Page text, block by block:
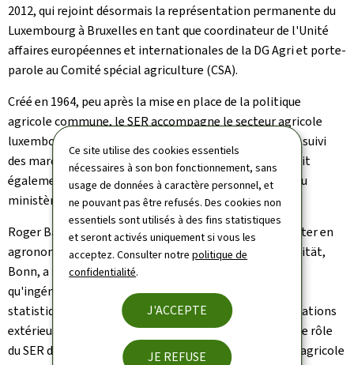
Ce site utilise des cookies essentiels
nécessaires à son bon fonctionnement, sans
usage de données à caractère personnel, et
ne pouvant pas être refusés. Des cookies non
essentiels sont utilisés à des fins statistiques
et seront activés uniquement si vous les
acceptez. Consulter notrepolitique de
confidentialité.
J'ACCEPTE
JE REFUSE
2012, qui rejoint désormais la représentation permanente du
Luxembourg à Bruxelles en tant que coordinateur de l'Unité
affaires européennes et internationales de la DG Agri et porte-
parole au Comité spécial agriculture (CSA).
Créé en 1964, peu après la mise en place de la politique
agricole commune, le SER accompagne le secteur agricole
luxembourgeois en combinant analyses économiques, suivi
des marchés et représentation internationale. Il fournit
également des données statistiques et économiques au
ministère et aux organisations européennes.
Roger Barthelmy, nouveau directeur titulaire d'un master en
agronomie à laRheinische Friedrich-Wilhelms-Universität,
Bonn, a rejoint le SER en date du 17 mars 2008 en tant
qu'ingénieur-agronome à l'intérieur de la Division des
statistiques agricoles, des marchés agricoles et des relations
extérieures. Il apportera son expertise pour renforcer le rôle
du SER dans le soutien et la représentation du secteur agricole